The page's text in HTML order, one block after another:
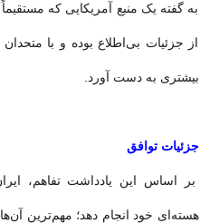
به گفته یک منبع آمریکایی که
از جزئیات بی‌اطلاع بوده و با
بیشتری به دست آورد.
جزئیات توافق
بر اساس این یادداشت تفاهم،
هسته‌ای خود انجام دهد؛ مهم‌ترین